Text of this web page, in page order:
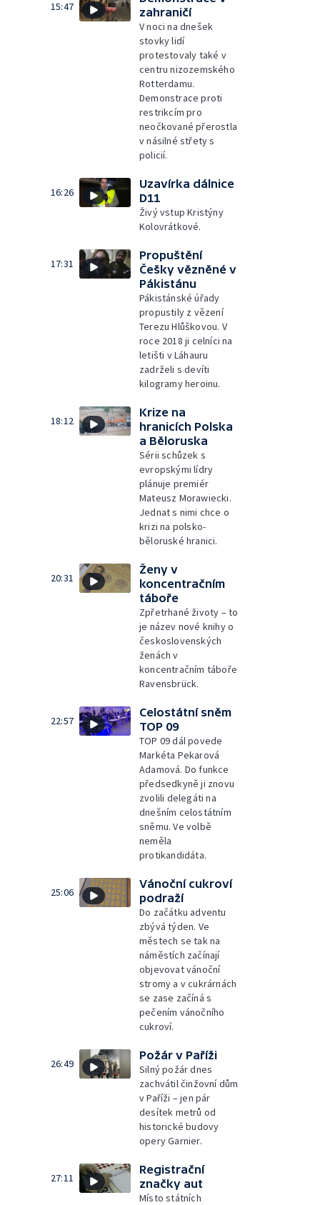
15:47
zahraničí
V noci na dnešek
stovky lidí
protestovaly také v
centru nizozemského
Rotterdamu.
Demonstrace proti
restrikcím pro
neočkované přerostla
v násilné střety s
policií.
16:26
Uzavírka dálnice
D11
Živý vstup Kristýny
Kolovrátkové.
17:31
Propuštění
Češky vězněné v
Pákistánu
Pákistánské úřady
propustily z vězení
Terezu Hlůškovou. V
roce 2018 ji celníci na
letišti v Láhauru
zadrželi s devíti
kilogramy heroinu.
18:12
Krize na
hranicích Polska
a Běloruska
Sérii schůzek s
evropskými lídry
plánuje premiér
Mateusz Morawiecki.
Jednat s nimi chce o
krizi na polsko-
běloruské hranici.
20:31
Ženy v
koncentračním
táboře
Zpřetrhané životy – to
je název nové knihy o
československých
ženách v
koncentračním táboře
Ravensbrück.
22:57
Celostátní sněm
TOP 09
TOP 09 dál povede
Markéta Pekarová
Adamová. Do funkce
předsedkyně ji znovu
zvolili delegáti na
dnešním celostátním
sněmu. Ve volbě
neměla
protikandidáta.
25:06
Vánoční cukroví
podraží
Do začátku adventu
zbývá týden. Ve
městech se tak na
náměstích začínají
objevovat vánoční
stromy a v cukrárnách
se zase začíná s
pečením vánočního
cukroví.
26:49
Požár v Paříži
Silný požár dnes
zachvátil činžovní dům
v Paříži – jen pár
desítek metrů od
historické budovy
opery Garnier.
27:11
Registrační
značky aut
Místo státních